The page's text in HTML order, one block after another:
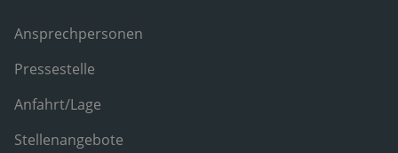
Ansprechpersonen
Pressestelle
Anfahrt/Lage
Stellenangebote